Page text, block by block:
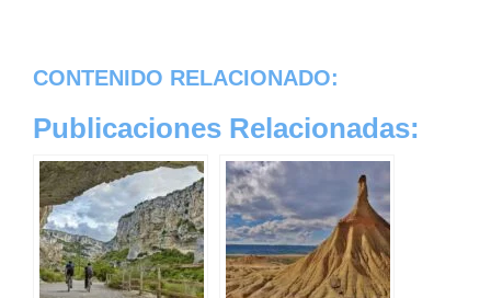
CONTENIDO RELACIONADO:
Publicaciones Relacionadas: